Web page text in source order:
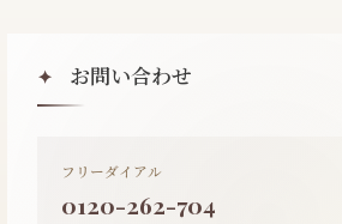
✦ お問い合わせ
フリーダイアル
0120-262-704